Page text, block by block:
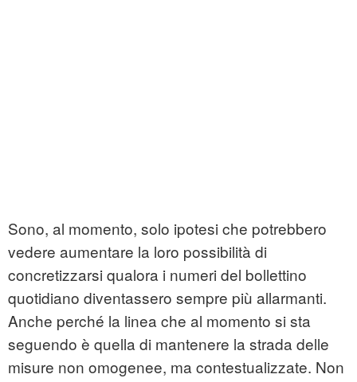
Sono, al momento, solo ipotesi che potrebbero
vedere aumentare la loro possibilità di
concretizzarsi qualora i numeri del bollettino
quotidiano diventassero sempre più allarmanti.
Anche perché la linea che al momento si sta
seguendo è quella di mantenere la strada delle
misure non omogenee, ma contestualizzate. Non